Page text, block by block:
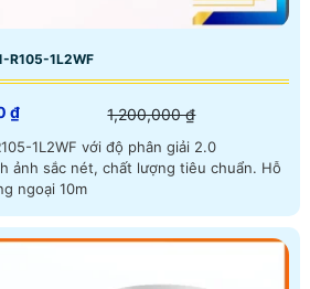
R105-1L2WF
₫ 1,200,000 ₫
1L2WF với độ phân giải 2.0
sắc nét, chất lượng tiêu chuẩn. Hỗ
ngoại 10m